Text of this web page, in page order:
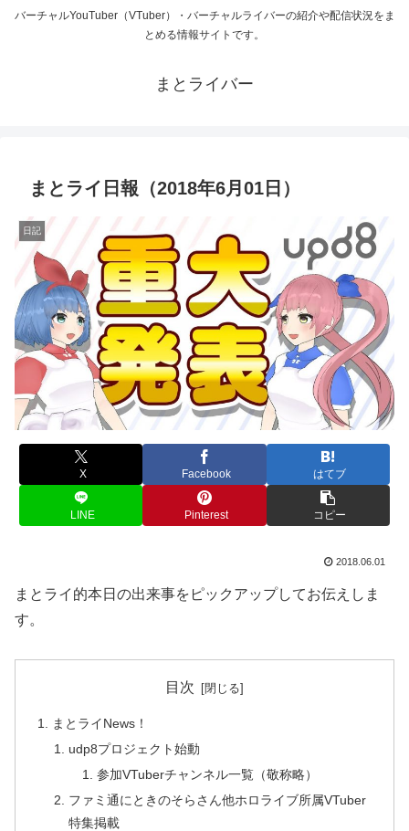
バーチャルYouTuber（VTuber）・バーチャルライバーの紹介や配信状況をま
とめる情報サイトです。
まとライバー
まとライ日報（2018年6月01日）
日記
X Facebook はてブ
LINE Pinterest コピー
2018.06.01
まとライ的本日の出来事をピックアップしてお伝えしま
す。
目次
まとライNews！
udp8プロジェクト始動
参加VTuberチャンネル一覧（敬称略）
ファミ通にときのそらさん他ホロライブ所属VTuber
特集掲載